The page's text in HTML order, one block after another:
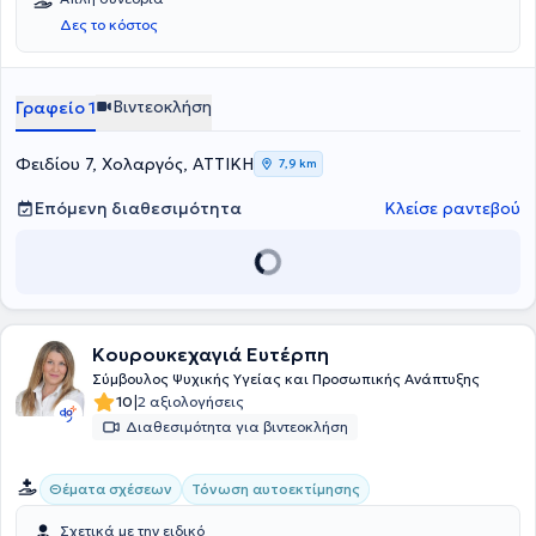
Δες το κόστος
Γραφείο 1 Βιντεοκλήση
Φειδίου 7, Χολαργός, ΑΤΤΙΚΗ 7,9 km
Επόμενη διαθεσιμότητα Κλείσε ραντεβού
Κουρουκεχαγιά Ευτέρπη
Σύμβουλος Ψυχικής Υγείας και Προσωπικής Ανάπτυξης
10|2 αξιολογήσεις
Διαθεσιμότητα για βιντεοκλήση
Θέματα σχέσεων Τόνωση αυτοεκτίμησης
Σχετικά με την ειδικό